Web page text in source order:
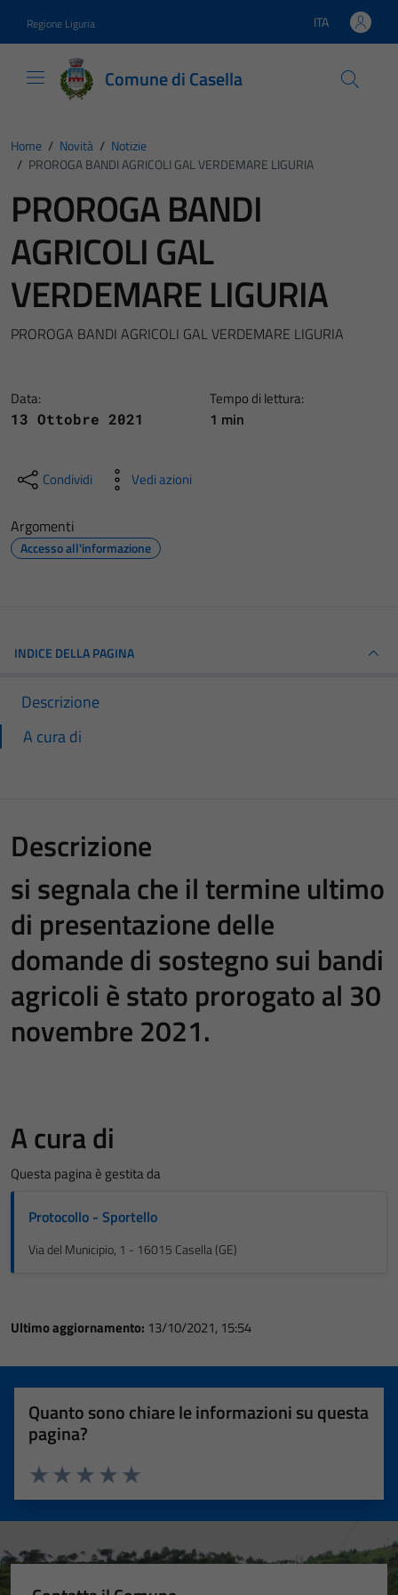
Regione Liguria Lingua attiva:
ITA
Comune di Casella
Home / Novità / Notizie
/ PROROGA BANDI AGRICOLI GAL VERDEMARE LIGURIA
PROROGA BANDI
AGRICOLI GAL
VERDEMARE LIGURIA
PROROGA BANDI AGRICOLI GAL VERDEMARE LIGURIA
Data:
13 Ottobre 2021
Tempo di lettura:
1 min
Condividi Vedi azioni
Argomenti
Accesso all'informazione
INDICE DELLA PAGINA
Descrizione
A cura di
Descrizione
si segnala che il termine ultimo
di presentazione delle
domande di sostegno sui bandi
agricoli è stato prorogato al 30
novembre 2021.
A cura di
Questa pagina è gestita da
Protocollo - Sportello
Via del Municipio, 1 - 16015 Casella (GE)
Ultimo aggiornamento: 13/10/2021, 15:54
Quanto sono chiare le informazioni su questa
pagina?
Valuta 5 stelle su 5
Valuta 4 stelle su 5
Valuta 3 stelle su 5
Valuta 2 stelle su 5
Valuta 1 stelle su 5